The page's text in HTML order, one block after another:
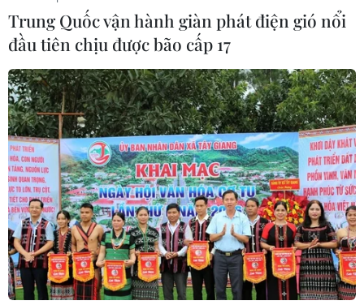
#Google #Ghana #Trí tuệ nhân tạo
#Lục địa đen
#Ứng dụng công nghệ
Ghana
Theo dõi VietnamPlus
Trung Quốc vận hành giàn phát điện gió nổi
đầu tiên chịu được bão cấp 17